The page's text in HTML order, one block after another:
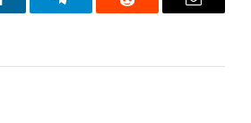
Telegram Reddit Email